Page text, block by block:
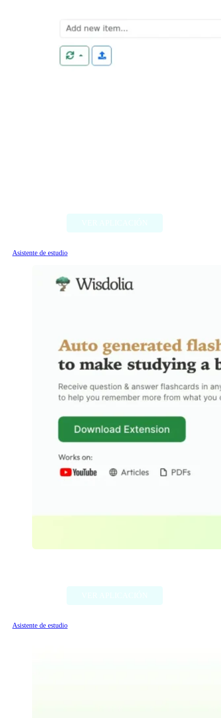
Asistente de estudio
Asistente de estudio